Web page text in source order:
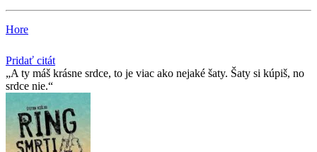
Hore
Pridať citát
A ty máš krásne srdce, to je viac ako nejaké šaty. Šaty si kúpiš, no
srdce nie.